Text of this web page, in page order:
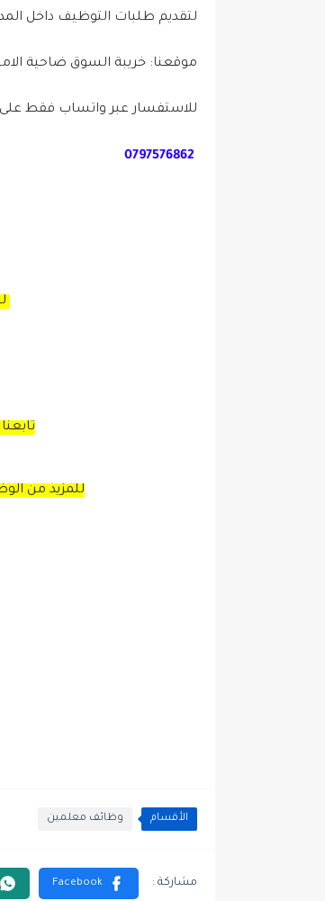
لتقديم طلبات التوظيف داخل
موقعنا: خريبة السوق ضاحية
للاستفسار عبر واتساب فقط على
للمزيد من
الأقسام وظائف معلمين